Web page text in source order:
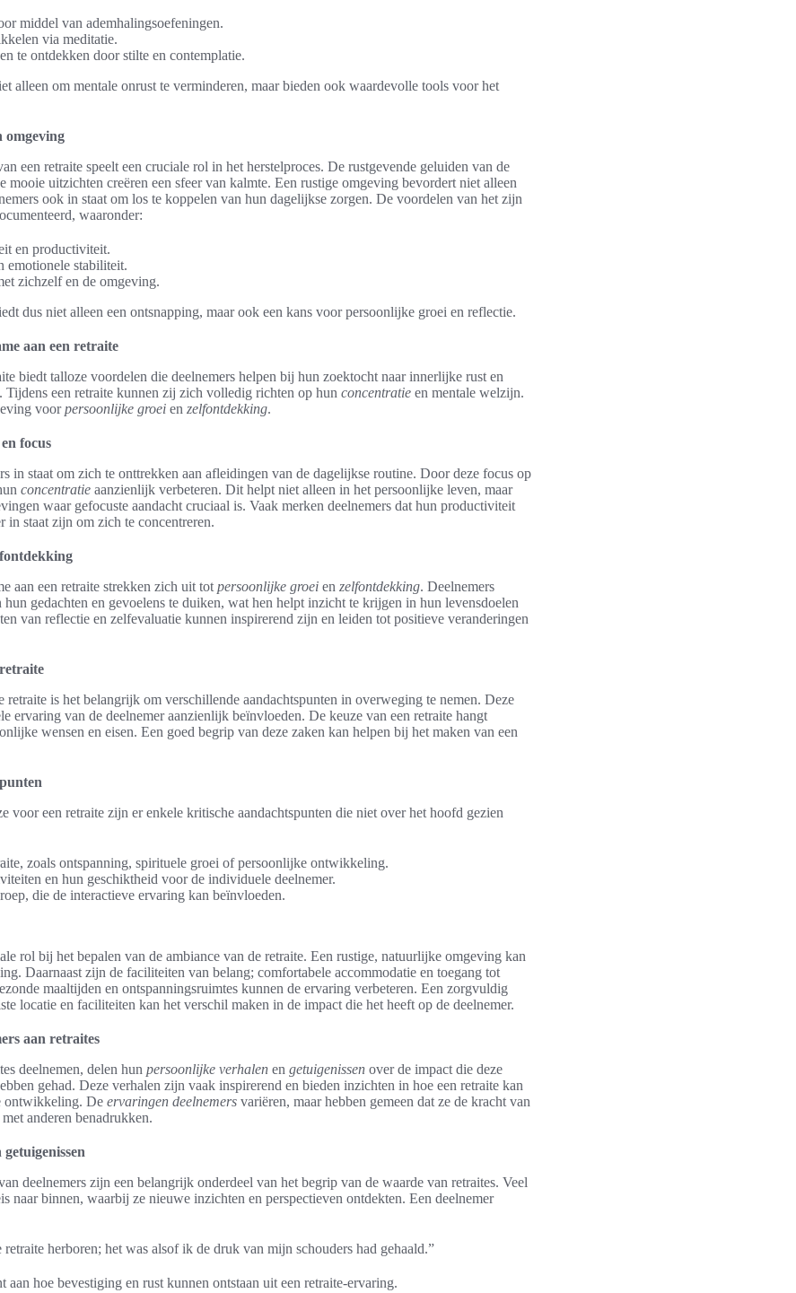
middel van ademhalingsoefeningen.
via meditatie.
te ontdekken door stilte en contemplatie.
alleen om mentale onrust te verminderen, maar bieden ook waardevolle tools voor het
omgeving
een retraite speelt een cruciale rol in het herstelproces. De rustgevende geluiden van de
mooie uitzichten creëren een sfeer van kalmte. Een rustige omgeving bevordert niet alleen
ook in staat om los te koppelen van hun dagelijkse zorgen. De voordelen van het zijn
waaronder:
en productiviteit.
emotionele stabiliteit.
zichzelf en de omgeving.
dus niet alleen een ontsnapping, maar ook een kans voor persoonlijke groei en reflectie.
aan een retraite
biedt talloze voordelen die deelnemers helpen bij hun zoektocht naar innerlijke rust en
een retraite kunnen zij zich volledig richten op hun concentratie en mentale welzijn.
voorpersoonlijke groei en zelfontdekking.
focus
in staat om zich te onttrekken aan afleidingen van de dagelijkse routine. Door deze focus op
concentratie aanzienlijk verbeteren. Dit helpt niet alleen in het persoonlijke leven, maar
waar gefocuste aandacht cruciaal is. Vaak merken deelnemers dat hun productiviteit
in staat zijn om zich te concentreren.
aan een retraite strekken zich uit tot persoonlijke groei en zelfontdekking. Deelnemers
gedachten en gevoelens te duiken, wat hen helpt inzicht te krijgen in hun levensdoelen
van reflectie en zelfevaluatie kunnen inspirerend zijn en leiden tot positieve veranderingen
retraite is het belangrijk om verschillende aandachtspunten in overweging te nemen. Deze
ervaring van de deelnemer aanzienlijk beïnvloeden. De keuze van een retraite hangt
wensen en eisen. Een goed begrip van deze zaken kan helpen bij het maken van een
voor een retraite zijn er enkele kritische aandachtspunten die niet over het hoofd gezien
zoals ontspanning, spirituele groei of persoonlijke ontwikkeling.
en hun geschiktheid voor de individuele deelnemer.
die de interactieve ervaring kan beïnvloeden.
rol bij het bepalen van de ambiance van de retraite. Een rustige, natuurlijke omgeving kan
Daarnaast zijn de faciliteiten van belang; comfortabele accommodatie en toegang tot
maaltijden en ontspanningsruimtes kunnen de ervaring verbeteren. Een zorgvuldig
locatie en faciliteiten kan het verschil maken in de impact die het heeft op de deelnemer.
aan retraites
deelnemen, delen hun persoonlijke verhalen en getuigenissen over de impact die deze
gehad. Deze verhalen zijn vaak inspirerend en bieden inzichten in hoe een retraite kan
ontwikkeling. De ervaringen deelnemers variëren, maar hebben gemeen dat ze de kracht van
anderen benadrukken.
deelnemers zijn een belangrijk onderdeel van het begrip van de waarde van retraites. Veel
naar binnen, waarbij ze nieuwe inzichten en perspectieven ontdekten. Een deelnemer
retraite herboren; het was alsof ik de druk van mijn schouders had gehaald.”
aan hoe bevestiging en rust kunnen ontstaan uit een retraite-ervaring.